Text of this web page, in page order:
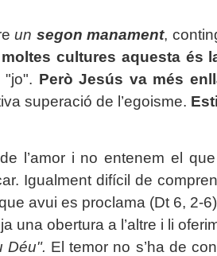
un segon manament,
cultures aquesta és
Però Jesús va més
superació de l’egoisme.
l’amor i no entenem el
Igualment difícil de
avui es proclama (Dt 6, 2-
una obertura a l’altre i li
Déu". El temor no s’ha de